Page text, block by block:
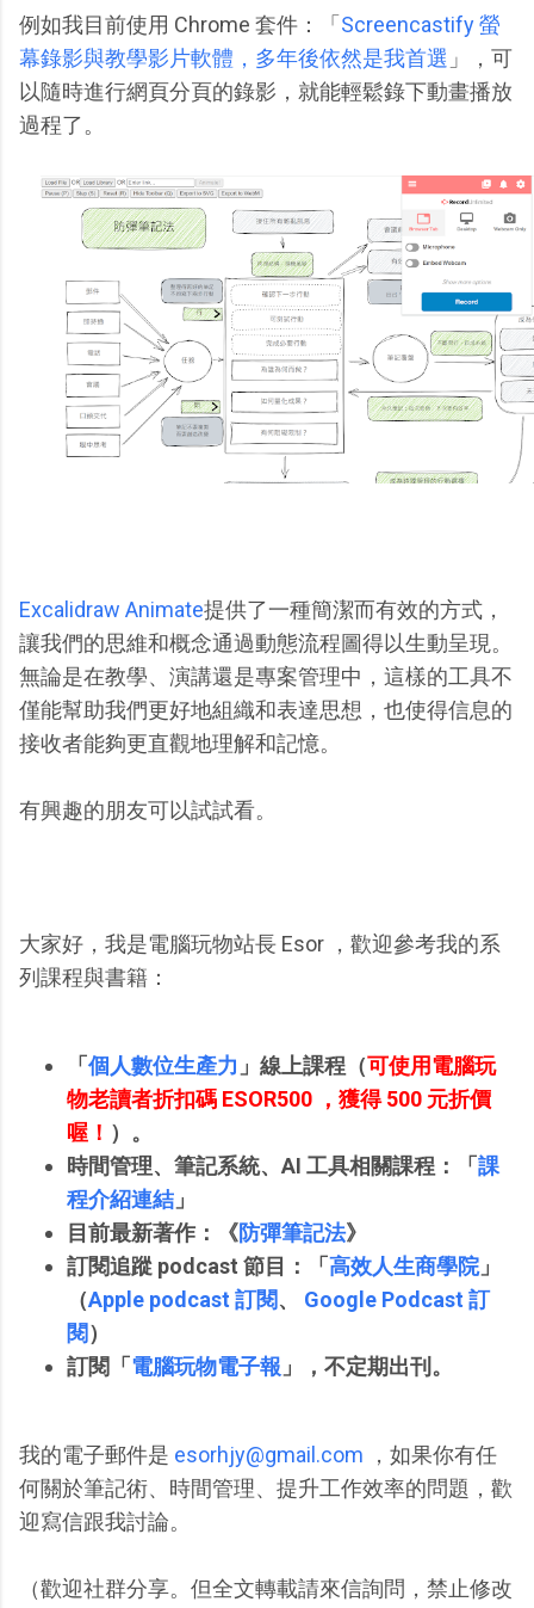
例如我目前使用 Chrome 套件：「 Screencastify 螢
幕錄影與教學影片軟體，多年後依然是我首選 」，可
以隨時進行網頁分頁的錄影，就能輕鬆錄下動畫播放
過程了。
Excalidraw Animate提供了一種簡潔而有效的方式，
讓我們的思維和概念通過動態流程圖得以生動呈現。
無論是在教學、演講還是專案管理中，這樣的工具不
僅能幫助我們更好地組織和表達思想，也使得信息的
接收者能夠更直觀地理解和記憶。
有興趣的朋友可以試試看。
大家好，我是電腦玩物站長 Esor ，歡迎參考我的系
列課程與書籍：
「 個人數位生產力 」線上課程（可使用電腦玩
物老讀者折扣碼 ESOR500 ，獲得 500 元折價
喔！ ）。
時間管理、筆記系統、AI 工具相關課程：「 課
程介紹連結 」
目前最新著作：《防彈筆記法》
訂閱追蹤 podcast 節目：
「 高效人生商學院」
（Apple podcast 訂閱、 Google Podcast 訂
閱）
訂閱「 電腦玩物電子報 」，不定期出刊。
我的電子郵件是 esorhjy@gmail.com ，如果你有任
何關於筆記術、時間管理、提升工作效率的問題，歡
迎寫信跟我討論。
（歡迎社群分享。但全文轉載請來信詢問，禁止修改